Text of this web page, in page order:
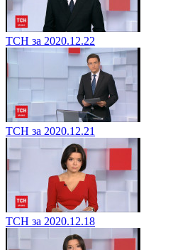
ТСН за 2020.12.22
ТСН за 2020.12.21
ТСН за 2020.12.18